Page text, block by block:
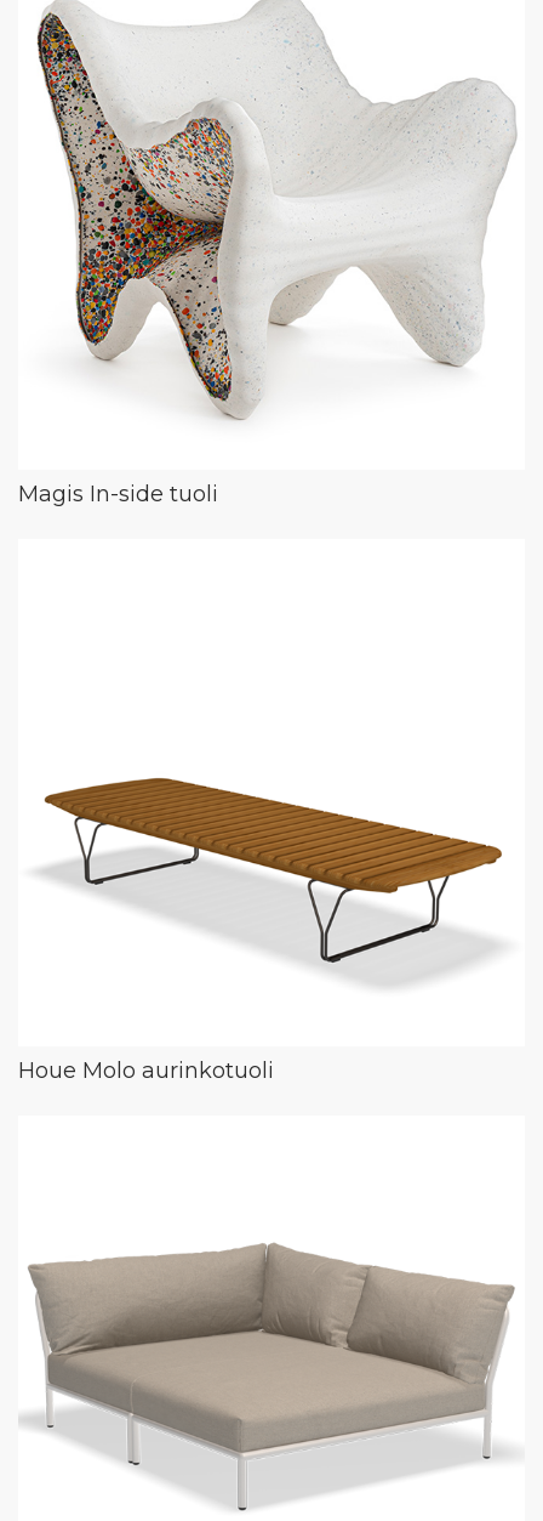
Magis In-side tuoli
Houe Molo aurinkotuoli